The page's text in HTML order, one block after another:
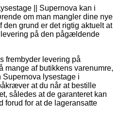
|| Supernova kan i
om man mangler dine nye
den grund er det rigtig aktuelt at
på den pågældende
frembyder levering på
mange af butikkens varenumre,
lysestage i
at du når at bestille
således at de garanteret kan
forud for at de lageransatte